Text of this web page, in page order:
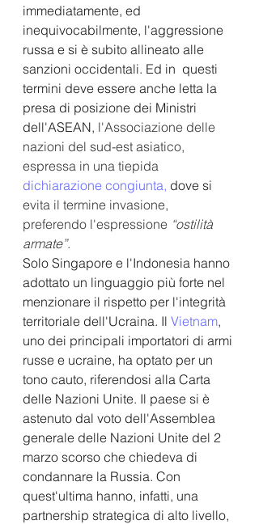
immediatamente, ed
inequivocabilmente, l'aggressione
russa e si è subito allineato alle
sanzioni occidentali. Ed in  questi
termini deve essere anche letta la
presa di posizione dei Ministri
dell'ASEAN, l'Associazione delle
nazioni del sud-est asiatico,
espressa in una tiepida
dichiarazione congiunta, dove si
evita il termine invasione,
preferendo l'espressione “ostilità
armate”.
Solo Singapore e l'Indonesia hanno
adottato un linguaggio più forte nel
menzionare il rispetto per l'integrità
territoriale dell'Ucraina. Il Vietnam,
uno dei principali importatori di armi
russe e ucraine, ha optato per un
tono cauto, riferendosi alla Carta
delle Nazioni Unite. Il paese si è
astenuto dal voto dell'Assemblea
generale delle Nazioni Unite del 2
marzo scorso che chiedeva di
condannare la Russia. Con
quest'ultima hanno, infatti, una
partnership strategica di alto livello,